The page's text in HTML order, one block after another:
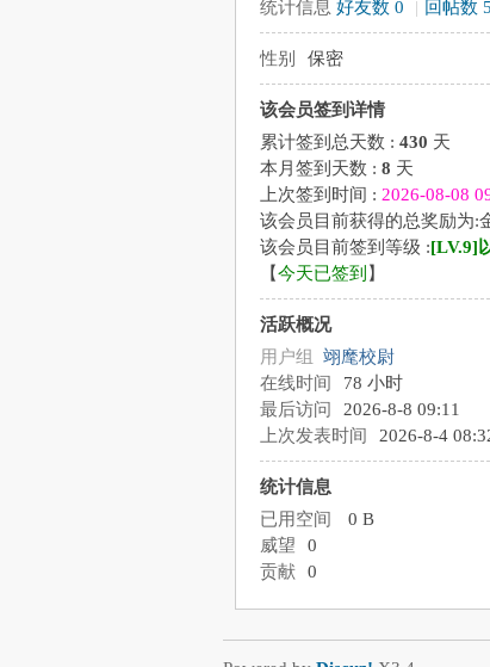
统计信息 好友数 0 | 回帖数
性别 保密
该会员签到详情
累计签到总天数 : 430 天
本月签到天数 : 8 天
上次签到时间 : 2026-08-08
该会员目前获得的总奖励为:
该会员目前签到等级 :[LV.9]
【今天已签到 】
活跃概况
用户组 翊麾校尉
在线时间
78 小时
最后访问
2026-8-8 09:11
上次发表时间
2026-8-4
统计信息
已用空间
0 B
威望
0
贡献
0